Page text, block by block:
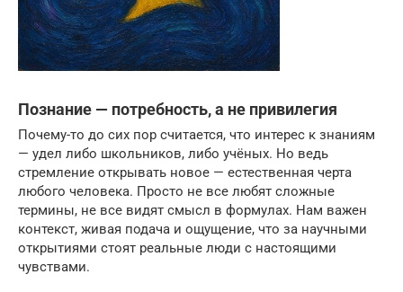
Познание — потребность, а не привилегия
Почему-то до сих пор считается, что интерес к знаниям
— удел либо школьников, либо учёных. Но ведь
стремление открывать новое — естественная черта
любого человека. Просто не все любят сложные
термины, не все видят смысл в формулах. Нам важен
контекст, живая подача и ощущение, что за научными
открытиями стоят реальные люди с настоящими
чувствами.